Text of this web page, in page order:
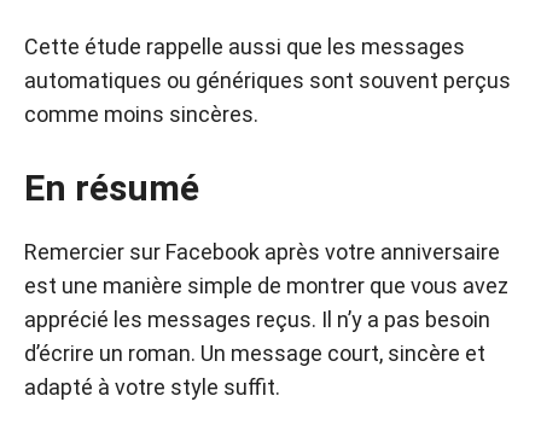
Cette étude rappelle aussi que les messages
automatiques ou génériques sont souvent perçus
comme moins sincères.
En résumé
Remercier sur Facebook après votre anniversaire
est une manière simple de montrer que vous avez
apprécié les messages reçus. Il n’y a pas besoin
d’écrire un roman. Un message court, sincère et
adapté à votre style suffit.